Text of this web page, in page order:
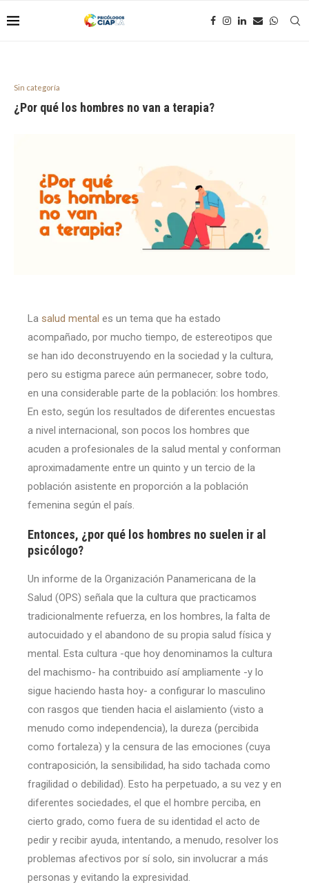
Sin categoría
¿Por qué los hombres no van a terapia?
La salud mental es un tema que ha estado
acompañado, por mucho tiempo, de estereotipos que
se han ido deconstruyendo en la sociedad y la cultura,
pero su estigma parece aún permanecer, sobre todo,
en una considerable parte de la población: los hombres.
En esto, según los resultados de diferentes encuestas
a nivel internacional, son pocos los hombres que
acuden a profesionales de la salud mental y conforman
aproximadamente entre un quinto y un tercio de la
población asistente en proporción a la población
femenina según el país.
Entonces, ¿por qué los hombres no suelen ir al
psicólogo?
Un informe de la Organización Panamericana de la
Salud (OPS) señala que la cultura que practicamos
tradicionalmente refuerza, en los hombres, la falta de
autocuidado y el abandono de su propia salud física y
mental. Esta cultura -que hoy denominamos la cultura
del machismo- ha contribuido así ampliamente -y lo
sigue haciendo hasta hoy- a configurar lo masculino
con rasgos que tienden hacia el aislamiento (visto a
menudo como independencia), la dureza (percibida
como fortaleza) y la censura de las emociones (cuya
contraposición, la sensibilidad, ha sido tachada como
fragilidad o debilidad). Esto ha perpetuado, a su vez y en
diferentes sociedades, el que el hombre perciba, en
cierto grado, como fuera de su identidad el acto de
pedir y recibir ayuda, intentando, a menudo, resolver los
problemas afectivos por sí solo, sin involucrar a más
personas y evitando la expresividad.